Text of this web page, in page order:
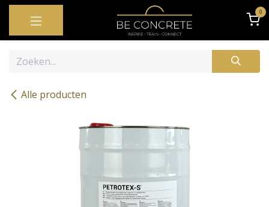
OVERSLAAN NAAR INHOUD 0
Alle producten